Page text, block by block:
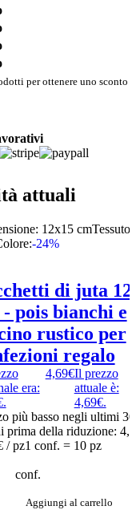
per ottenere uno sconto
attuali
12x15 cmTessuto:
-24%
di juta
pois bianchi e
rustico per
regalo
era:
4,69€Il prezzo
attuale è:
4,69€.
più basso negli ultimi 30
prima della riduzione:
/ pz1 conf. = 10 pz
conf.
Aggiungi al carrello